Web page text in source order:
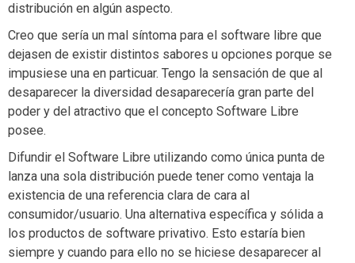
distribución en algún aspecto.
Creo que sería un mal síntoma para el software libre que
dejasen de existir distintos sabores u opciones porque se
impusiese una en particuar. Tengo la sensación de que al
desaparecer la diversidad desaparecería gran parte del
poder y del atractivo que el concepto Software Libre
posee.
Difundir el Software Libre utilizando como única punta de
lanza una sola distribución puede tener como ventaja la
existencia de una referencia clara de cara al
consumidor/usuario. Una alternativa específica y sólida a
los productos de software privativo. Esto estaría bien
siempre y cuando para ello no se hiciese desaparecer al